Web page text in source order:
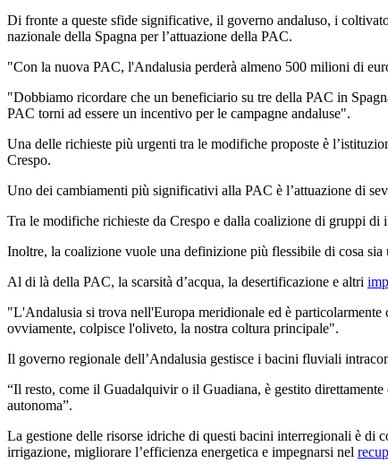
Di fronte a queste sfide significative, il governo andaluso, i
nazionale della Spagna per l’attuazione della PAC.
"Con la nuova PAC, l'Andalusia perderà almeno 500 milioni di
"Dobbiamo ricordare che un beneficiario su tre della PAC in
PAC torni ad essere un incentivo per le campagne andaluse".
Una delle richieste più urgenti tra le modifiche proposte è
Crespo.
Uno dei cambiamenti più significativi alla PAC è l’attuazione di
Tra le modifiche richieste da Crespo e dalla coalizione di gruppi
Inoltre, la coalizione vuole una definizione più flessibile di cosa
Al di là della PAC, la scarsità d’acqua, la desertificazione e altri
"L'Andalusia si trova nell'Europa meridionale ed è
ovviamente, colpisce l'oliveto, la nostra coltura principale".
Il governo regionale dell’Andalusia gestisce i bacini fluviali
“Il resto, come il Guadalquivir o il Guadiana, è gestito
autonoma”.
La gestione delle risorse idriche di questi bacini interregionali è di
irrigazione, migliorare l’efficienza energetica e impegnarsi nel